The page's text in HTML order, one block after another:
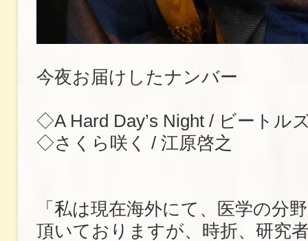
今夜お届けしたナンバー
◇A Hard Day’s Night / ビートル
◇さくら咲く / 江原啓之
「私は現在海外にて、医学の分
頂いておりますが、時折、研究